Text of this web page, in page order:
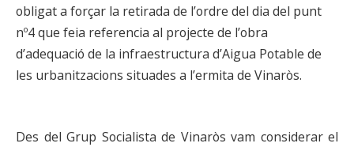
obligat a forçar la retirada de l’ordre del dia del punt
nº4 que feia referencia al projecte de l’obra
d’adequació de la infraestructura d’Aigua Potable de
les urbanitzacions situades a l’ermita de Vinaròs.
Des del Grup Socialista de Vinaròs vam considerar el